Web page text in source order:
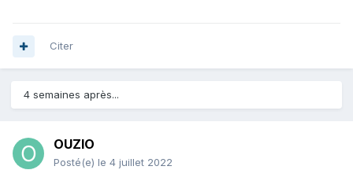
Citer
4 semaines après...
OUZIO
Posté(e) le 4 juillet 2022